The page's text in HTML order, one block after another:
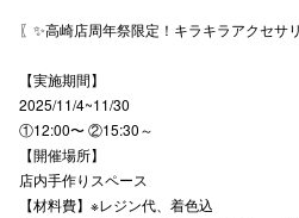
〖✨️高崎店周年祭限定！キラキラアクセサ
【実施期間】
2025/11/4~11/30
①12:00〜 ②15:30～
【開催場所】
店内手作りスペース
【材料費】※レジン代、着色込